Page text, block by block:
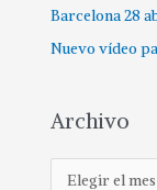
Barcelona 28
Nuevo vídeo
Archivo